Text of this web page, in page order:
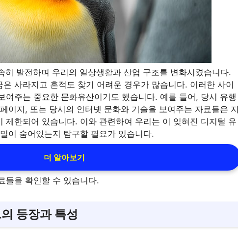
히 발전하며 우리의 일상생활과 산업 구조를 변화시켰습니다.
사라지고 흔적도 찾기 어려운 경우가 많습니다. 이러한 사이
여주는 중요한 문화유산이기도 했습니다. 예를 들어, 당시 유행
이지, 또는 당시의 인터넷 문화와 기술을 보여주는 자료들은 지
제한되어 있습니다. 이와 관련하여 우리는 이 잊혀진 디지털 유
이 숨어있는지 탐구할 필요가 있습니다.
더 알아보기
들을 확인할 수 있습니다.
등장과 특성